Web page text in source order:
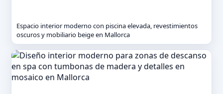
Espacio interior moderno con piscina elevada, revestimientos
oscuros y mobiliario beige en Mallorca